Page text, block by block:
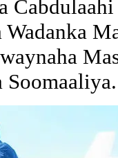
Soomaaliya.